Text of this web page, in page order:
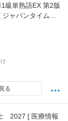
級単熟語EX 第2版
ジャパンタイムズ
る
2027 [ 医療情報